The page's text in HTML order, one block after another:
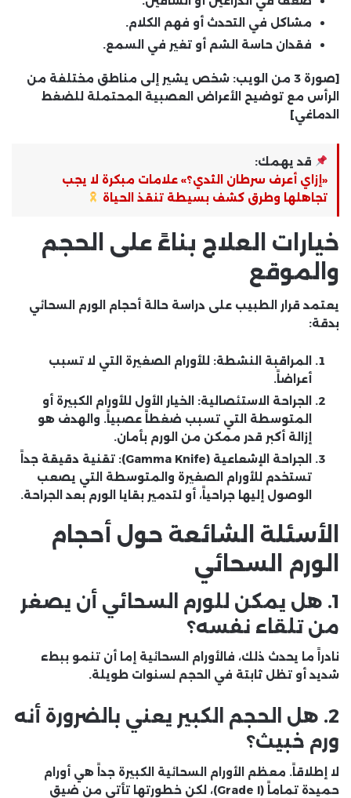
مشاكل في التحدث أو فهم الكلام.
فقدان حاسة الشم أو تغير في السمع.
[صورة 3 من الويب: شخص يشير إلى مناطق مختلفة من
الرأس مع توضيح الأعراض العصبية المحتملة للضغط
الدماغي]
قد يهمك:
«إزاي أعرف سرطان الثدي؟» علامات مبكرة لا يجب
تجاهلها وطرق كشف بسيطة تنقذ الحياة
خيارات العلاج بناءً على الحجم
والموقع
يعتمد قرار الطبيب على دراسة حالة أحجام الورم السحائي
بدقة:
المراقبة النشطة: للأورام الصغيرة التي لا تسبب
أعراضاً.
الجراحة الاستئصالية: الخيار الأول للأورام الكبيرة أو
المتوسطة التي تسبب ضغطاً عصبياً. والهدف هو
إزالة أكبر قدر ممكن من الورم بأمان.
الجراحة الإشعاعية (Gamma Knife):
تقنية دقيقة جداً
تستخدم للأورام الصغيرة والمتوسطة التي يصعب
الوصول إليها جراحياً، أو لتدمير بقايا الورم بعد الجراحة.
الأسئلة الشائعة حول أحجام
الورم السحائي
1. هل يمكن للورم السحائي أن يصغر
من تلقاء نفسه؟
نادراً ما يحدث ذلك، فالأورام السحائية إما أن تنمو ببطء
شديد أو تظل ثابتة في الحجم لسنوات طويلة.
2. هل الحجم الكبير يعني بالضرورة أنه
ورم خبيث؟
لا إطلاقاً. معظم الأورام السحائية الكبيرة جداً هي أورام
حميدة تماماً (Grade I)، لكن خطورتها تأتي من ضيق